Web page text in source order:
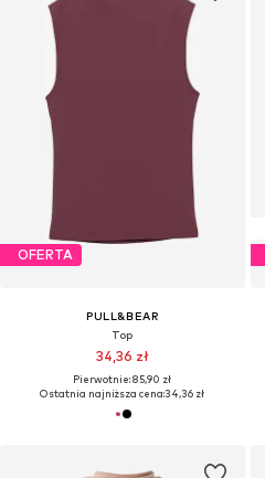
OFERTA
PULL&BEAR
Top
34,36 zł
Pierwotnie: 85,90 zł
Ostatnia najniższa cena:34,36 zł